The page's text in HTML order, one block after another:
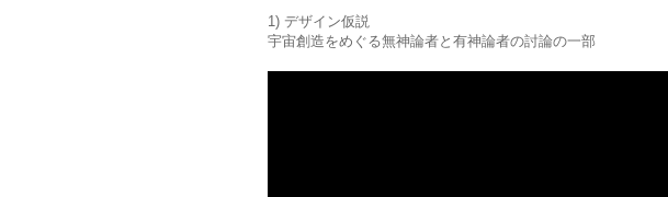
1) デザイン仮説
宇宙創造をめぐる無神論者と有神論者の討論の­一部